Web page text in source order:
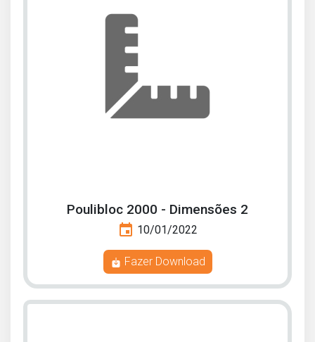
Poulibloc 2000 - Dimensões 2
event 10/01/2022
Fazer Download